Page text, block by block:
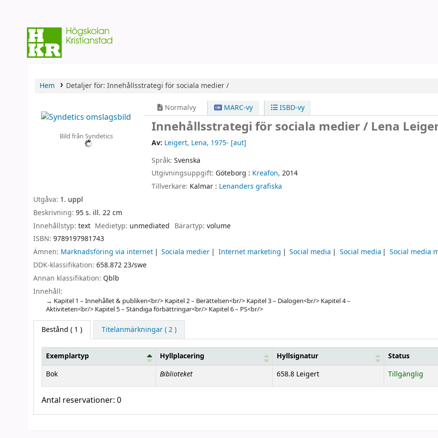
Hem Detaljer för: Innehållsstrategi för sociala medier /
Bild från Syndetics
Normalvy MARC-vy ISBD-vy
Innehållsstrategi för sociala medier / Lena
Av: Leigert, Lena, 1975- [aut]
Språk:Svenska
Utgivningsuppgift: Göteborg : Kreafon, 2014
Tillverkare: Kalmar : Lenanders grafiska
Utgåva: 1. uppl
Beskrivning: 95 s. ill. 22 cm
Innehållstyp: text Medietyp: unmediated Bärartyp: volume
ISBN: 9789197981743
Ämnen: Marknadsföring via internet Sociala medier Internet marketing Social media Social media
Social media
DDK-klassifikation: 658.872 23/swe
Annan klassifikation: Qblb
Innehåll:
Kapitel 1 – Innehållet & publiken<br/> Kapitel 2 – Berättelsen<br/> Kapitel 3 – Dialogen<br/> Kapitel 4 –
Aktiviteten<br/> Kapitel 5 – Ständiga förbättringar<br/> Kapitel 6 – PS<br/>
Bestånd ( 1 ) Titelanmärkningar ( 2 )
Bestånd
Exemplartyp Hyllplacering Hyllsignatur
Status
Bok
Biblioteket 658.8 Leigert Tillgänglig
Antal reservationer: 0